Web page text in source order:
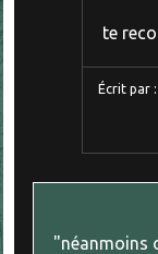
te
Écrit par
"néanmoins